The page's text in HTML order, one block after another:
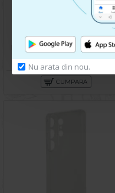
Nu arata din nou.
129.90 lei
CUMPARA